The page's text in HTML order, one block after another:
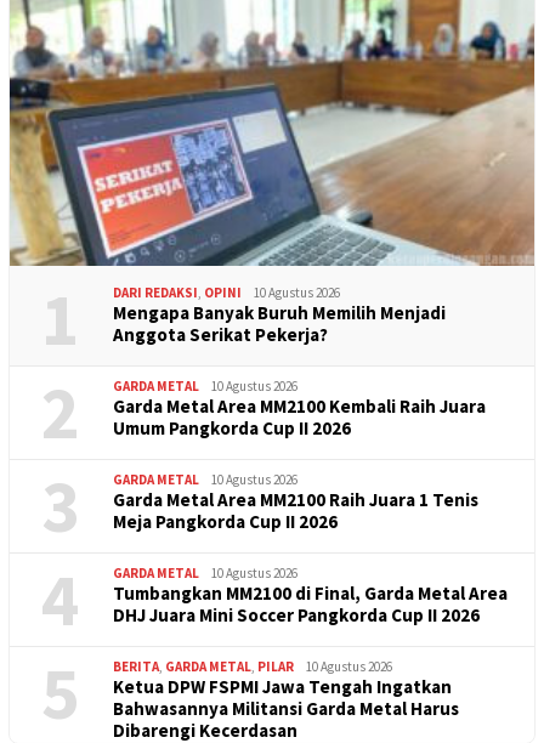
1 DARI REDAKSI OPINI 10 Agustus 2026
Mengapa Banyak Buruh Memilih Menjadi
Anggota Serikat Pekerja?
2 GARDA METAL 10 Agustus 2026
Garda Metal Area MM2100 Kembali Raih Juara
Umum Pangkorda Cup II 2026
3 GARDA METAL 10 Agustus 2026
Garda Metal Area MM2100 Raih Juara 1 Tenis
Meja Pangkorda Cup II 2026
4 GARDA METAL 10 Agustus 2026
Tumbangkan MM2100 di Final, Garda Metal Area
DHJ Juara Mini Soccer Pangkorda Cup II 2026
5 BERITA GARDA METAL PILAR 10 Agustus 2026
Ketua DPW FSPMI Jawa Tengah Ingatkan
Bahwasannya Militansi Garda Metal Harus
Dibarengi Kecerdasan